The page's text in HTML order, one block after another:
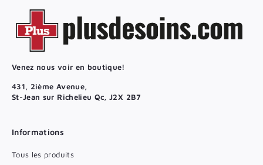
Venez nous voir en boutique!
431, 2ième Avenue,
St-Jean sur Richelieu Qc, J2X 2B7
Informations
Tous les produits